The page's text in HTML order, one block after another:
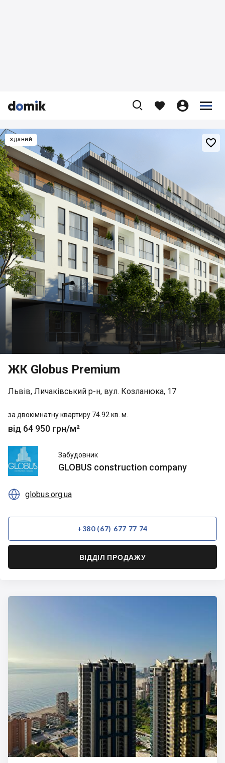


    


ЗДАНИЙ 
ЖК Globus Premium
Львів, Личаківський р-н, вул. Козланюка, 17
за двокімнатну квартиру 74.92 кв. м.
від 64 950 грн/м²
GLOBUS
construction
company
Забудовник
GLOBUS construction company
 globus.org.ua
+380 (67) 677 77 74
ВІДДІЛ ПРОДАЖУ